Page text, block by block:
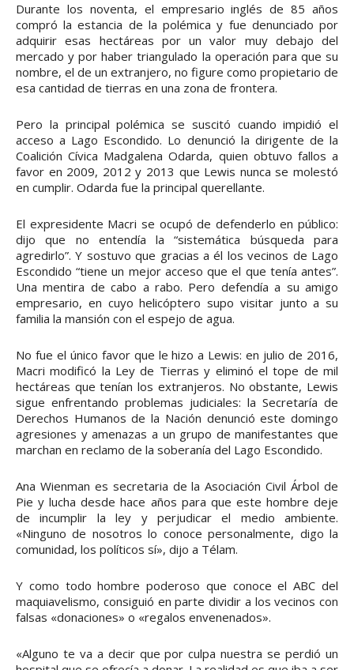
Durante los noventa, el empresario inglés de 85 años
compró la estancia de la polémica y fue denunciado por
adquirir esas hectáreas por un valor muy debajo del
mercado y por haber triangulado la operación para que su
nombre, el de un extranjero, no figure como propietario de
esa cantidad de tierras en una zona de frontera.
Pero la principal polémica se suscitó cuando impidió el
acceso a Lago Escondido. Lo denunció la dirigente de la
Coalición Cívica Madgalena Odarda, quien obtuvo fallos a
favor en 2009, 2012 y 2013 que Lewis nunca se molestó
en cumplir. Odarda fue la principal querellante.
El expresidente Macri se ocupó de defenderlo en público:
dijo que no entendía la “sistemática búsqueda para
agredirlo”. Y sostuvo que gracias a él los vecinos de Lago
Escondido “tiene un mejor acceso que el que tenía antes”.
Una mentira de cabo a rabo. Pero defendía a su amigo
empresario, en cuyo helicóptero supo visitar junto a su
familia la mansión con el espejo de agua.
No fue el único favor que le hizo a Lewis: en julio de 2016,
Macri modificó la Ley de Tierras y eliminó el tope de mil
hectáreas que tenían los extranjeros. No obstante, Lewis
sigue enfrentando problemas judiciales: la Secretaría de
Derechos Humanos de la Nación denunció este domingo
agresiones y amenazas a un grupo de manifestantes que
marchan en reclamo de la soberanía del Lago Escondido.
Ana Wienman es secretaria de la Asociación Civil Árbol de
Pie y lucha desde hace años para que este hombre deje
de incumplir la ley y perjudicar el medio ambiente.
«Ninguno de nosotros lo conoce personalmente, digo la
comunidad, los políticos sí», dijo a Télam.
Y como todo hombre poderoso que conoce el ABC del
maquiavelismo, consiguió en parte dividir a los vecinos con
falsas «donaciones» o «regalos envenenados».
«Alguno te va a decir que por culpa nuestra se perdió un